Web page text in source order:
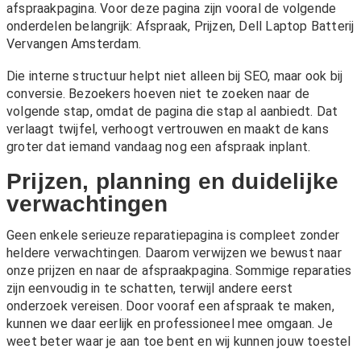
afspraakpagina. Voor deze pagina zijn vooral de volgende
onderdelen belangrijk: Afspraak, Prijzen, Dell Laptop Batterij
Vervangen Amsterdam.
Die interne structuur helpt niet alleen bij SEO, maar ook bij
conversie. Bezoekers hoeven niet te zoeken naar de
volgende stap, omdat de pagina die stap al aanbiedt. Dat
verlaagt twijfel, verhoogt vertrouwen en maakt de kans
groter dat iemand vandaag nog een afspraak inplant.
Prijzen, planning en duidelijke
verwachtingen
Geen enkele serieuze reparatiepagina is compleet zonder
heldere verwachtingen. Daarom verwijzen we bewust naar
onze prijzen en naar de afspraakpagina. Sommige reparaties
zijn eenvoudig in te schatten, terwijl andere eerst
onderzoek vereisen. Door vooraf een afspraak te maken,
kunnen we daar eerlijk en professioneel mee omgaan. Je
weet beter waar je aan toe bent en wij kunnen jouw toestel